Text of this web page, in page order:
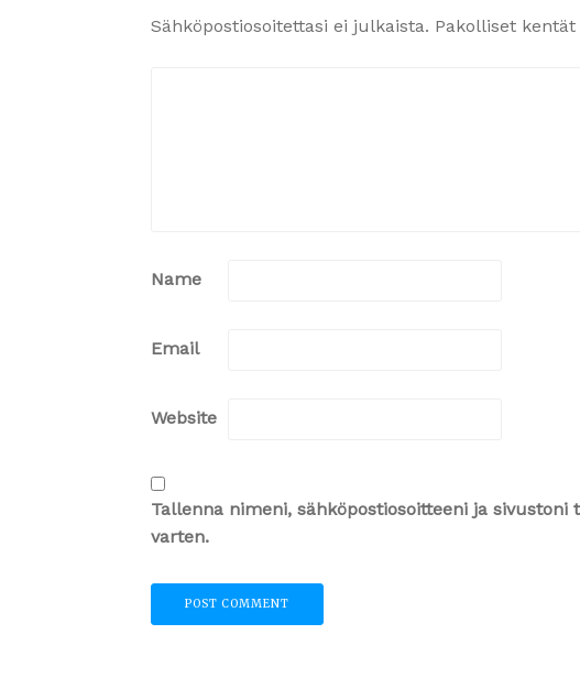
Sähköpostiosoitettasi ei julkaista. Pakolliset
Name
Email
Website
Tallenna nimeni, sähköpostiosoitteeni ja
varten.